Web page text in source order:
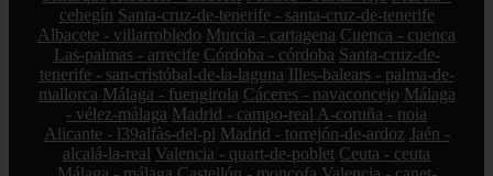
cehegín Santa-cruz-de-tenerife - santa-cruz-de-tenerife
Albacete - villarrobledo Murcia - cartagena Cuenca - cuenca
Las-palmas - arrecife Córdoba - córdoba Santa-cruz-de-
tenerife - san-cristóbal-de-la-laguna Illes-balears - palma-de-
mallorca Málaga - fuengirola Cáceres - navaconcejo Málaga
- vélez-málaga Madrid - campo-real A-coruña - noia
Alicante - l39alfàs-del-pi Madrid - torrejón-de-ardoz Jaén -
alcalá-la-real Valencia - quart-de-poblet Ceuta - ceuta